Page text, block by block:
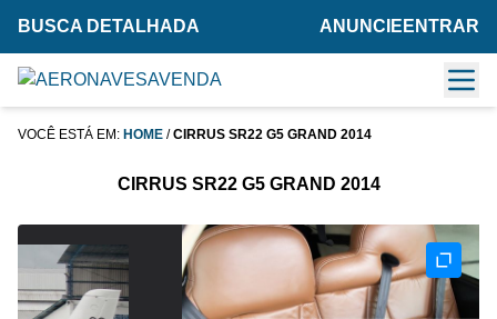
BUSCA DETALHADA ANUNCIE ENTRAR
VOCÊ ESTÁ EM: HOME /CIRRUS SR22 G5 GRAND 2014
CIRRUS SR22 G5 GRAND 2014